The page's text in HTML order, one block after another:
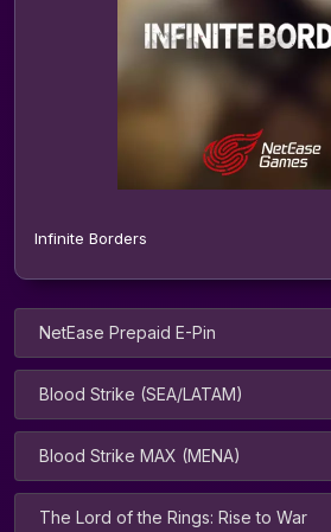
Infinite Borders
NetEase Prepaid E-Pin
Blood Strike (SEA/LATAM)
Blood Strike MAX (MENA)
The Lord of the Rings: Rise to War